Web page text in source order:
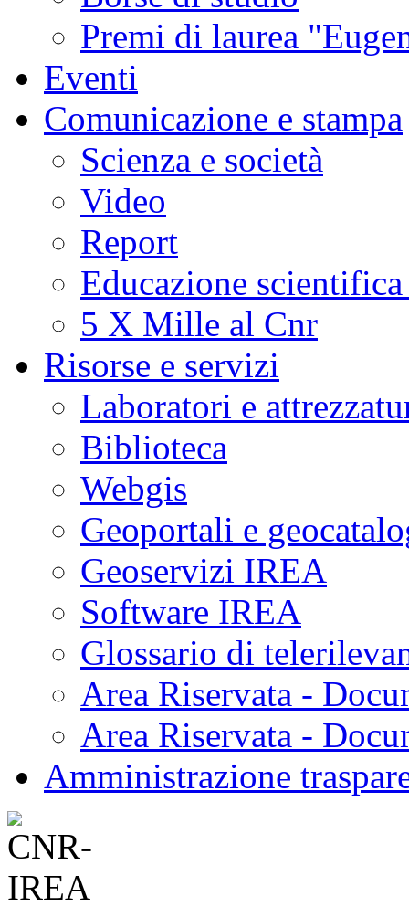
Premi di laurea
Eventi
Comunicazione e stampa
Scienza e società
Video
Report
Educazione
5 X Mille al Cnr
Risorse e servizi
Laboratori e
Biblioteca
Webgis
Geoportali e
Geoservizi IREA
Software IREA
Glossario di
Area Riservata -
Area Riservata -
Amministrazione